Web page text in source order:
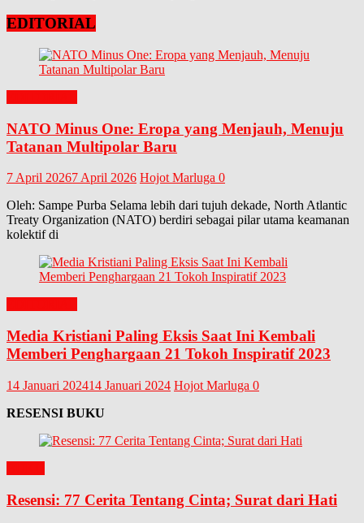
EDITORIAL
NATO Minus One: Eropa yang Menjauh, Menuju
Tatanan Multipolar Baru
7 April 20267 April 2026 Hojot Marluga 0
Oleh: Sampe Purba Selama lebih dari tujuh dekade, North Atlantic
Treaty Organization (NATO) berdiri sebagai pilar utama keamanan
kolektif di
Media Kristiani Paling Eksis Saat Ini Kembali
Memberi Penghargaan 21 Tokoh Inspiratif 2023
14 Januari 202414 Januari 2024 Hojot Marluga 0
RESENSI BUKU
Resensi: 77 Cerita Tentang Cinta; Surat dari Hati